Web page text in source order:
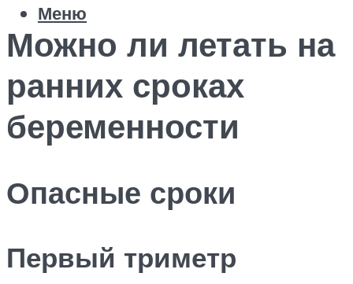
Меню
Можно ли летать на
ранних сроках
беременности
Опасные сроки
Первый триметр